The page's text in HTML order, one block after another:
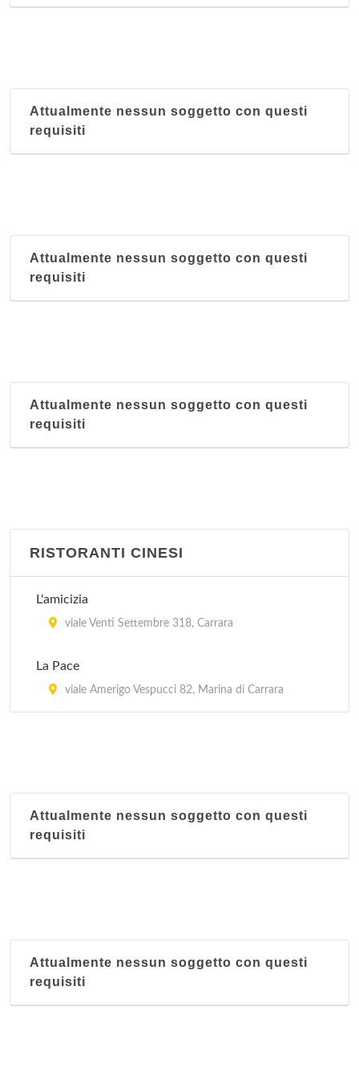
Attualmente nessun soggetto con questi
requisiti
Attualmente nessun soggetto con questi
requisiti
Attualmente nessun soggetto con questi
requisiti
RISTORANTI CINESI
L'amicizia
viale Venti Settembre 318, Carrara
La Pace
viale Amerigo Vespucci 82, Marina di Carrara
Attualmente nessun soggetto con questi
requisiti
Attualmente nessun soggetto con questi
requisiti